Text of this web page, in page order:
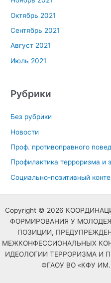
Октябрь 2021
Сентябрь 2021
Август 2021
Июль 2021
Рубрики
Без рубрики
Новости
Проф. противоправного
Профилактика терроризма и
Социально-позитивный
Copyright © 2026
ФОРМИРОВАНИЯ У
ПОЗИЦИИ,
МЕЖКОНФЕССИОНАЛЬНЫХ
ИДЕОЛОГИИ ТЕРРОРИЗМА И
ФГАОУ ВО «КФУ